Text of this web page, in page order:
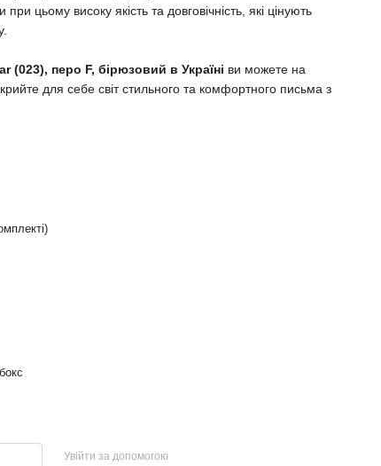
цьому високу якість та довговічність, які цінують
(023), перо F, бірюзовий в Україні ви можете на
для себе світ стильного та комфортного письма з
Увійти за допомогою